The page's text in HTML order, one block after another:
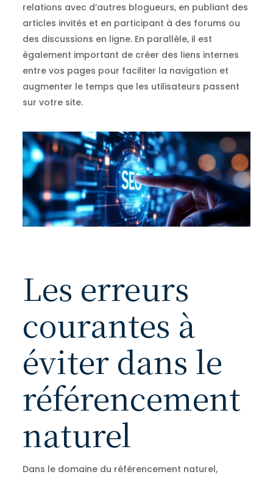
relations avec d’autres blogueurs, en publiant des
articles invités et en participant à des forums ou
des discussions en ligne. En parallèle, il est
également important de créer des liens internes
entre vos pages pour faciliter la navigation et
augmenter le temps que les utilisateurs passent
sur votre site.
Les erreurs
courantes à
éviter dans le
référencement
naturel
Dans le domaine du référencement naturel,